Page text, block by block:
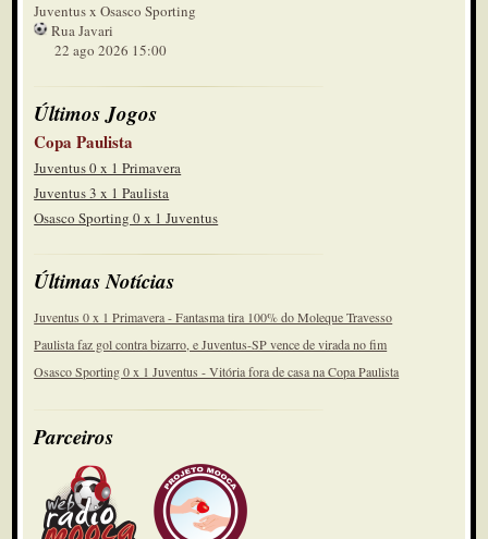
Juventus x Osasco Sporting
Rua Javari
22 ago 2026 15:00
Últimos Jogos
Copa Paulista
Juventus 0 x 1 Primavera
Juventus 3 x 1 Paulista
Osasco Sporting 0 x 1 Juventus
Últimas Notícias
Juventus 0 x 1 Primavera - Fantasma tira 100% do Moleque Travesso
Paulista faz gol contra bizarro, e Juventus-SP vence de virada no fim
Osasco Sporting 0 x 1 Juventus - Vitória fora de casa na Copa Paulista
Parceiros